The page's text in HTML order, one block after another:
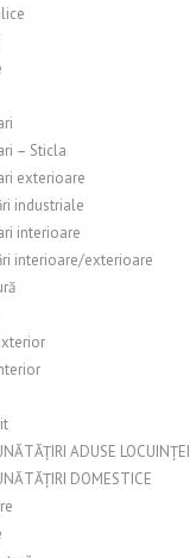
– Sticla
exterioare
industriale
interioare
interioare/exterioare
ADUSE LOCUINȚEI
DOMESTICE